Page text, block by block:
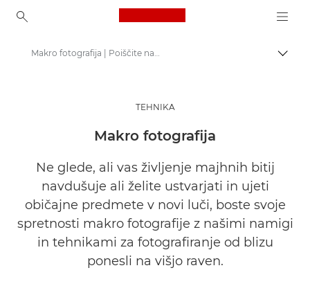
Canon Logo, back to
Poiščite navdih | Nasveti in nakupovalni vodniki za fotografiranje in tiskanje
Namigi in tehnike za fotografiranje in tiskanje
Makro fotografija | Poiščite navdih
TEHNIKA
Makro fotografija
Ne glede, ali vas življenje majhnih bitij
navdušuje ali želite ustvarjati in ujeti
običajne predmete v novi luči, boste svoje
spretnosti makro fotografije z našimi namigi
in tehnikami za fotografiranje od blizu
ponesli na višjo raven.